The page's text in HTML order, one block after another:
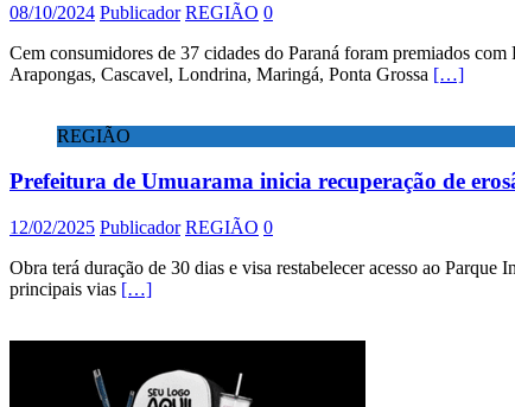
08/10/2024 Publicador REGIÃO 0
Cem consumidores de 37 cidades do Paraná foram premiados
Arapongas, Cascavel, Londrina, Maringá, Ponta Grossa […]
REGIÃO
Prefeitura de Umuarama inicia recuperação de
12/02/2025 Publicador REGIÃO 0
Obra terá duração de 30 dias e visa restabelecer acesso ao
principais vias […]